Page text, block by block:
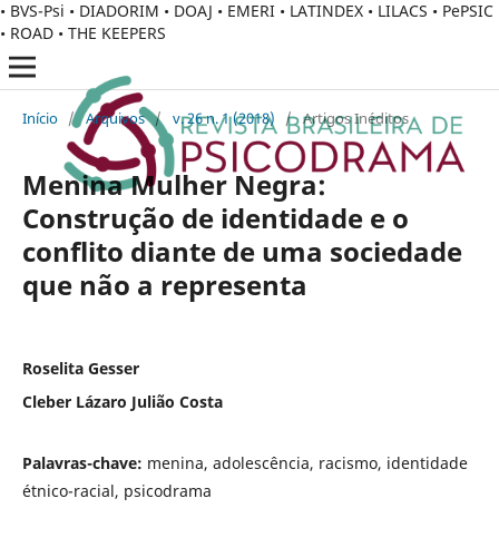
• BVS-Psi • DIADORIM • DOAJ • EMERI • LATINDEX • LILACS • PePSIC
• ROAD • THE KEEPERS
Início / Arquivos / v. 26 n. 1 (2018) / Artigos Inéditos
Menina Mulher Negra:
Construção de identidade e o
conflito diante de uma sociedade
que não a representa
Roselita Gesser
Cleber Lázaro Julião Costa
Palavras-chave: menina, adolescência, racismo, identidade
étnico-racial, psicodrama